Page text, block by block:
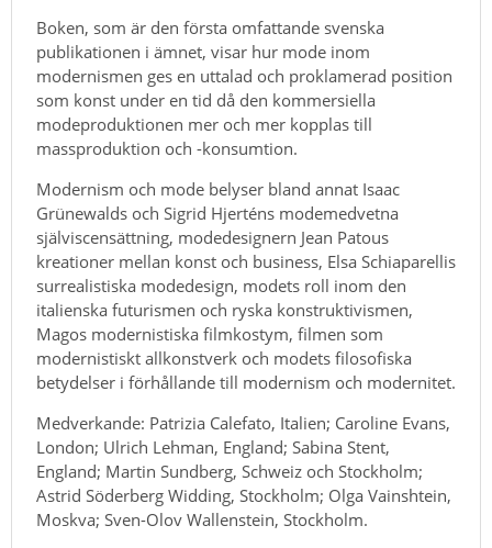
Boken, som är den första omfattande svenska
publikationen i ämnet, visar hur mode inom
modernismen ges en uttalad och proklamerad position
som konst under en tid då den kommersiella
modeproduktionen mer och mer kopplas till
massproduktion och -konsumtion.
Modernism och mode belyser bland annat Isaac
Grünewalds och Sigrid Hjerténs modemedvetna
själviscensättning, modedesignern Jean Patous
kreationer mellan konst och business, Elsa Schiaparellis
surrealistiska modedesign, modets roll inom den
italienska futurismen och ryska konstruktivismen,
Magos modernistiska filmkostym, filmen som
modernistiskt allkonstverk och modets filosofiska
betydelser i förhållande till modernism och modernitet.
Medverkande: Patrizia Calefato, Italien; Caroline Evans,
London; Ulrich Lehman, England; Sabina Stent,
England; Martin Sundberg, Schweiz och Stockholm;
Astrid Söderberg Widding, Stockholm; Olga Vainshtein,
Moskva; Sven-Olov Wallenstein, Stockholm.